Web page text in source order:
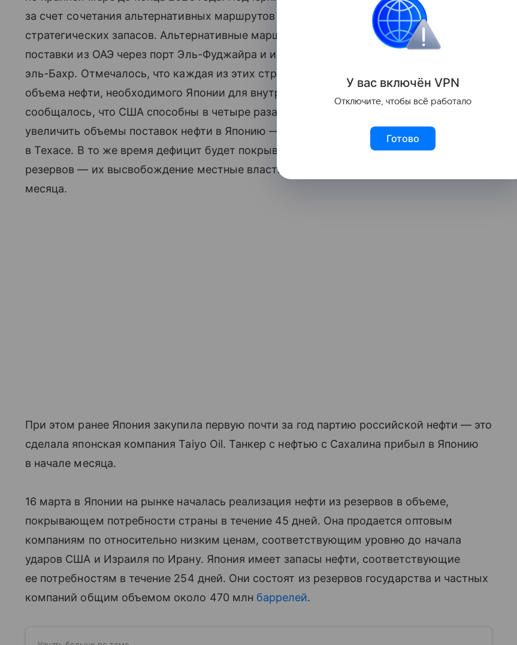
за счет сочетания альтернативных маршрутов закупки нефти и высвобождения части
стратегических запасов. Альтернативные маршруты включают в себя, в частности,
поставки из ОАЭ через порт Эль-Фуджайра и из Саудовской Аравии через порт Янбу-
эль-Бахр. Отмечалось, что каждая из этих стран может обеспечить около половины
объема нефти, необходимого Японии для внутреннего потребления. Также
сообщалось, что США способны в четыре раза от прошлогодних показателей
увеличить объемы поставок нефти в Японию — преимущественно с терминалов
в Техасе. В то же время дефицит будет покрываться как раз за счет стратегических
резервов — их высвобождение местные власти начали еще в середине прошлого
месяца.
При этом ранее Япония закупила первую почти за год партию российской нефти — это
сделала японская компания Taiyo Oil. Танкер с нефтью с Сахалина прибыл в Японию
в начале месяца.
16 марта в Японии на рынке началась реализация нефти из резервов в объеме,
покрывающем потребности страны в течение 45 дней. Она продается оптовым
компаниям по относительно низким ценам, соответствующим уровню до начала
ударов США и Израиля по Ирану. Япония имеет запасы нефти, соответствующие
ее потребностям в течение 254 дней. Они состоят из резервов государства и частных
компаний общим объемом около 470 млн баррелей.
У вас включён VPN
Отключите, чтобы всё работало
Готово